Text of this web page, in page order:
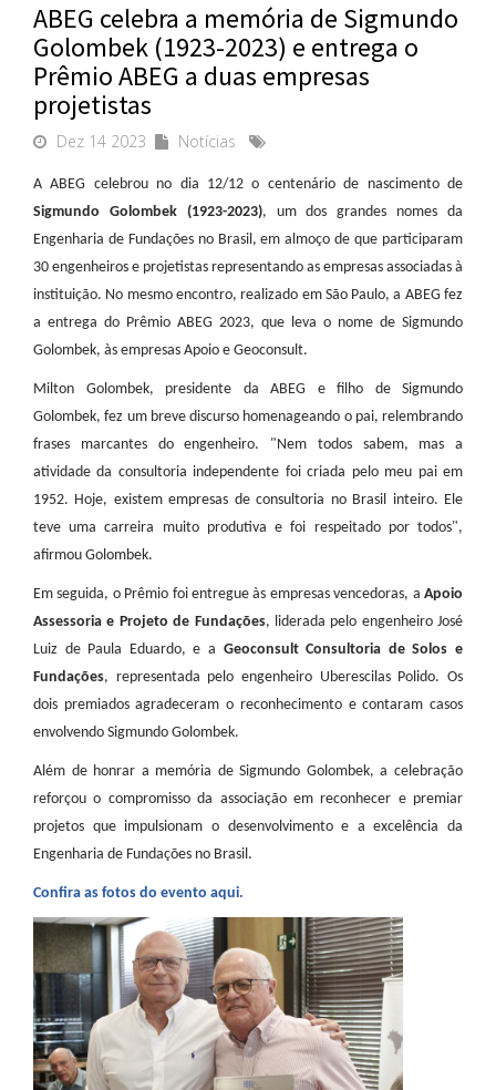
ABEG celebra a memória de Sigmundo
Golombek (1923-2023) e entrega o
Prêmio ABEG a duas empresas
projetistas
Dez 14 2023 Notícias
A ABEG celebrou no dia 12/12 o centenário de nascimento de
Sigmundo Golombek (1923-2023), um dos grandes nomes da
Engenharia de Fundações no Brasil, em almoço de que participaram
30 engenheiros e projetistas representando as empresas associadas à
instituição. No mesmo encontro, realizado em São Paulo, a ABEG fez
a entrega do Prêmio ABEG 2023, que leva o nome de Sigmundo
Golombek, às empresas Apoio e Geoconsult.
Milton Golombek, presidente da ABEG e filho de Sigmundo
Golombek, fez um breve discurso homenageando o pai, relembrando
frases marcantes do engenheiro. "Nem todos sabem, mas a
atividade da consultoria independente foi criada pelo meu pai em
1952. Hoje, existem empresas de consultoria no Brasil inteiro. Ele
teve uma carreira muito produtiva e foi respeitado por todos",
afirmou Golombek.
Em seguida, o Prêmio foi entregue às empresas vencedoras, a Apoio
Assessoria e Projeto de Fundações, liderada pelo engenheiro José
Luiz de Paula Eduardo, e a Geoconsult Consultoria de Solos e
Fundações, representada pelo engenheiro Uberescilas Polido. Os
dois premiados agradeceram o reconhecimento e contaram casos
envolvendo Sigmundo Golombek.
Além de honrar a memória de Sigmundo Golombek, a celebração
reforçou o compromisso da associação em reconhecer e premiar
projetos que impulsionam o desenvolvimento e a excelência da
Engenharia de Fundações no Brasil.
Confira as fotos do evento aqui.